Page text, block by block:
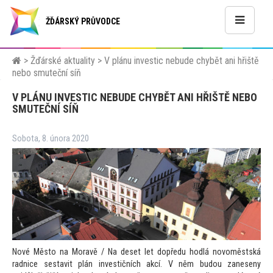
ŽĎÁRSKÝ PRŮVODCE
> Žďárské aktuality > V plánu investic nebude chybět ani hřiště
nebo smuteční síň
V PLÁNU INVESTIC NEBUDE CHYBĚT ANI HŘIŠTĚ NEBO
SMUTEČNÍ SÍŇ
Sobota, 8. února 2020
Nové Město na Moravě / Na deset let dopředu hodlá novoměstská
radnice sestavit plán investičních akcí. V něm budou zaneseny